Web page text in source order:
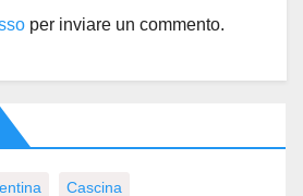
per inviare un commento.
Cascina